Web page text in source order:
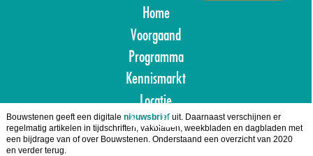
Home
Voorgaand
Programma
Kennismarkt
Locatie
Aanmelden
Bouwstenen geeft een digitale nieuwsbriefuit. Daarnaast verschijnen er
regelmatig artikelen in tijdschriften, vakbladen, weekbladen en dagbladen met
een bijdrage van of over Bouwstenen. Onderstaand een overzicht van 2020
en verder terug.